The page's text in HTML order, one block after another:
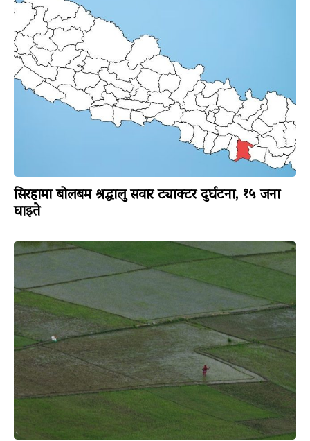
सिरहामा बोलबम श्रद्धालु सवार ट्याक्टर दुर्घटना, १५ जना
घाइते